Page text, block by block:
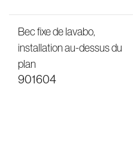
Bec fixe de lavabo,
installation au-dessus du
plan
901604